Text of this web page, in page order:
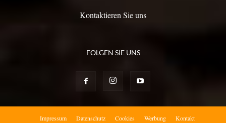
Kontaktieren Sie uns
FOLGEN SIE UNS
Impressum Datenschutz Cookies Werbung Kontakt